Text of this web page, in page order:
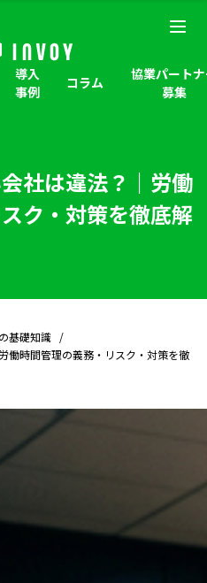
導入
事例
コラム
協業パート
募集
社は違法？｜労働
ク・対策を徹底解
基礎知識
働時間管理の義務・リスク・対策を徹